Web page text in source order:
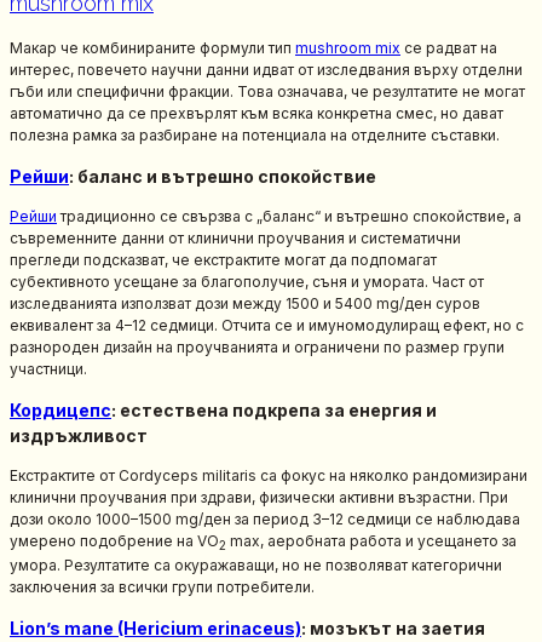
Макар че комбинираните формули тип mushroom mix се радват на
интерес, повечето научни данни идват от изследвания върху отделни
гъби или специфични фракции. Това означава, че резултатите не могат
автоматично да се прехвърлят към всяка конкретна смес, но дават
полезна рамка за разбиране на потенциала на отделните съставки.
Рейши: баланс и вътрешно спокойствие
Рейши традиционно се свързва с „баланс“ и вътрешно спокойствие, а
съвременните данни от клинични проучвания и систематични
прегледи подсказват, че екстрактите могат да подпомагат
субективното усещане за благополучие, съня и умората. Част от
изследванията използват дози между 1500 и 5400 mg/ден суров
еквивалент за 4–12 седмици. Отчита се и имуномодулиращ ефект, но с
разнороден дизайн на проучванията и ограничени по размер групи
участници.
Кордицепс: естествена подкрепа за енергия и
издръжливост
Екстрактите от Cordyceps militaris са фокус на няколко рандомизирани
клинични проучвания при здрави, физически активни възрастни. При
дози около 1000–1500 mg/ден за период 3–12 седмици се наблюдава
умерено подобрение на VO2 max, аеробната работа и усещането за
умора. Резултатите са окуражаващи, но не позволяват категорични
заключения за всички групи потребители.
Lion’s mane (Hericium erinaceus): мозъкът на заетия